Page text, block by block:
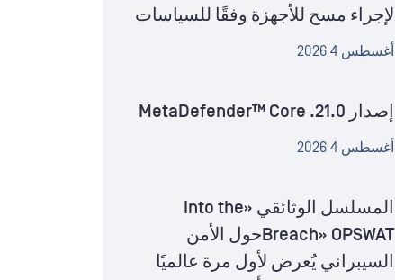
لإجراء مسح للأجهزة وفقًا للسياسات
أغسطس 4 2026
إصدار MetaDefender™ Core .21.0
أغسطس 4 2026
المسلسل الوثائقي «Into the
Breach» OPSWATحول الأمن
السيبراني يُعرض لأول مرة عالميًا